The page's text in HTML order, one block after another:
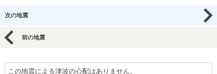
次の地震
前の地震
この地震による津波の心配はありません。